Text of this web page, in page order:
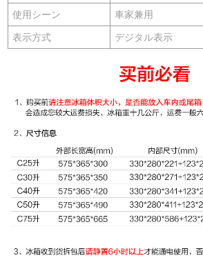
使用シーン 車家兼用
表示方式 デジタル表示